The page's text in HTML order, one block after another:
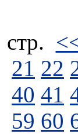
стp.
21 22
40 41
59 60